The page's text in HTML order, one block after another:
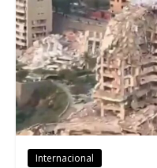
Internacional